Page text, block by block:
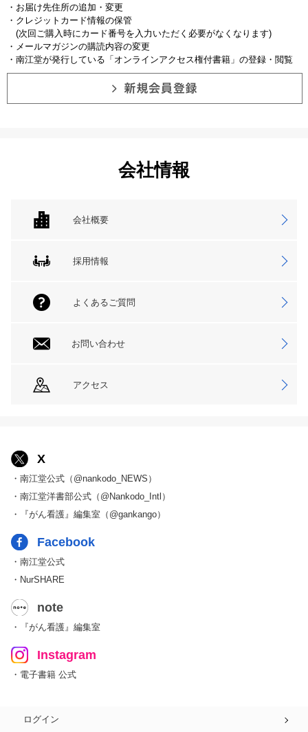
・お届け先住所の追加・変更
・クレジットカード情報の保管
(次回ご購入時にカード番号を入力いただく必要がなくなります)
・メールマガジンの購読内容の変更
・南江堂が発行している「オンラインアクセス権付書籍」の登録・閲覧
会社情報
会社概要
採用情報
よくあるご質問
お問い合わせ
アクセス
X
・南江堂公式（@nankodo_NEWS）
・南江堂洋書部公式（@Nankodo_Intl）
・『がん看護』編集室（@gankango）
Facebook
・南江堂公式
・NurSHARE
note
・『がん看護』編集室
Instagram
・電子書籍 公式
ログイン